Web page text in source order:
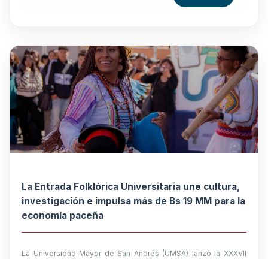
La Entrada Folklórica Universitaria une cultura,
investigación e impulsa más de Bs 19 MM para la
economía paceña
La Universidad Mayor de San Andrés (UMSA) lanzó la XXXVII